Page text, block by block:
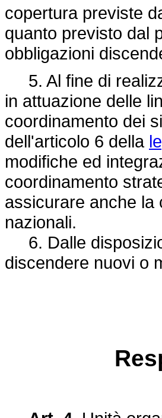
copertura previste
quanto previsto dal
obbligazioni
5. Al fine di
in attuazione delle
coordinamento dei
dell'articolo 6 della
modifiche ed
coordinamento
assicurare anche la
nazionali.
6. Dalle
discendere nuovi o